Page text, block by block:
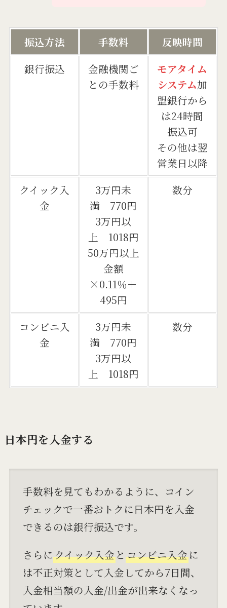
振込方法 手数料
反映時間
銀行振込
金融機関ご
との手数料
モアタイム
システム加
盟銀行から
は24時間
振込可
その他は翌
営業日以降
クイック入
金
3万円未
満 770円
3万円以
上 1018円
50万円以上
金額
×0.11％＋
495円
数分
コンビニ入
金
3万円未
満 770円
3万円以
上 1018円
数分
日本円を入金する
手数料を見てもわかるように、コイン
チェックで一番おトクに日本円を入金
できるのは銀行振込です。
さらにクイック入金と コンビニ入金に
は不正対策として入金してから7日間、
入金相当額の入金/出金が出来なくなっ